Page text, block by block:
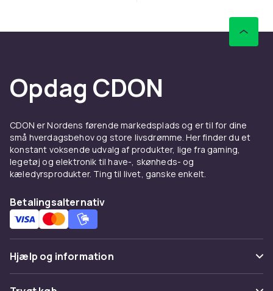
Opdag CDON
CDON er Nordens førende markedsplads og er til for dine
små hverdagsbehov og store livsdrømme. Her finder du et
konstant voksende udvalg af produkter, lige fra gaming,
legetøj og elektronik til have-, skønheds- og
kæledyrsprodukter. Ting til livet, ganske enkelt.
Betalingsalternativ
Hjælp og information
Ofte stillede spørgsmål